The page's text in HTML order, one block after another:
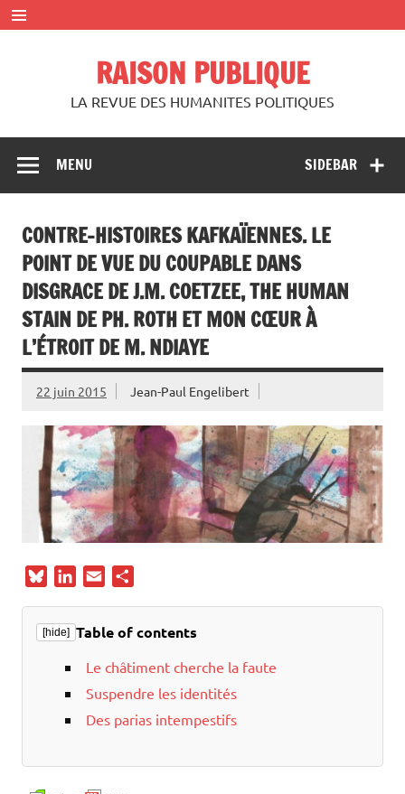
Skip
to
content
RAISON PUBLIQUE
LA REVUE DES HUMANITES POLITIQUES
SIDEBAR
MENU
CONTRE-HISTOIRES KAFKAÏENNES. LE
POINT DE VUE DU COUPABLE DANS
DISGRACE DE J.M. COETZEE, THE HUMAN
STAIN DE PH. ROTH ET MON CŒUR À
L’ÉTROIT DE M. NDIAYE
22 juin 2015 Jean-Paul Engelibert
u
e
k
i
l
t
a
g
r
[hide] Table of contents
Le châtiment cherche la faute
Suspendre les identités
Des parias intempestifs